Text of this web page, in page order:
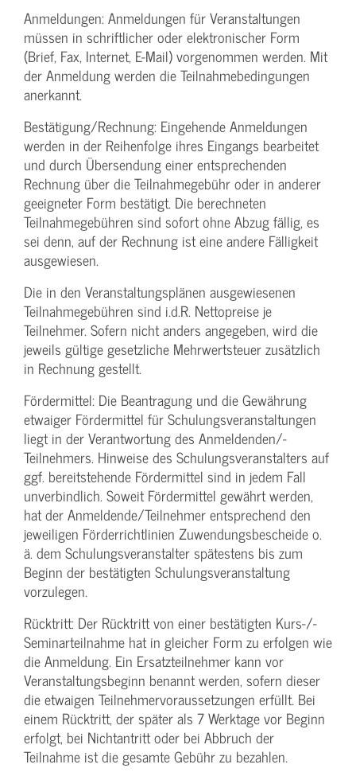
Anmeldungen: Anmeldungen für Veranstaltungen
müssen in schriftlicher oder elektronischer Form
(Brief, Fax, Internet, E-Mail) vorgenommen werden. Mit
der Anmeldung werden die Teilnahme­bedingungen
anerkannt.
Bestätigung­/Rechnung: Eingehende Anmeldungen
werden in der Reihenfolge ihres Eingangs bearbeitet
und durch Übersendung einer entsprechenden
Rechnung über die Teilnahmegebühr oder in anderer
geeigneter Form bestätigt. Die berechneten
Teilnahmegebühren sind sofort ohne Abzug fällig, es
sei denn, auf der Rechnung ist eine andere Fälligkeit
ausgewiesen.
Die in den Veranstaltungsplänen ausgewiesenen
Teilnahmegebühren sind i.d.R. Nettopreise je
Teilnehmer. Sofern nicht anders angegeben, wird die
jeweils gültige gesetzliche Mehrwertsteuer zusätzlich
in Rechnung gestellt.
Fördermittel: Die Beantragung und die Gewährung
etwaiger Fördermittel für Schulungs­veranstaltungen
liegt in der Verantwortung des Anmeldenden/­
Teilnehmers. Hinweise des Schulungs­veranstalters auf
ggf. bereitstehende Fördermittel sind in jedem Fall
unverbindlich. Soweit Fördermittel gewährt werden,
hat der Anmeldende/­Teilnehmer entsprechend den
jeweiligen Förderrichtlinien Zuwendungs­bescheide o.
ä. dem Schulungs­veranstalter spätestens bis zum
Beginn der bestätigten Schulungs­veranstaltung
vorzulegen.
Rücktritt: Der Rücktritt von einer bestätigten Kurs-/­
Seminarteilnahme hat in gleicher Form zu erfolgen wie
die Anmeldung. Ein Ersatzteilnehmer kann vor
Veranstaltungs­beginn benannt werden, sofern dieser
die etwaigen Teilnehmer­voraussetzungen erfüllt. Bei
einem Rücktritt, der später als 7 Werktage vor Beginn
erfolgt, bei Nichtantritt oder bei Abbruch der
Teilnahme ist die gesamte Gebühr zu bezahlen.